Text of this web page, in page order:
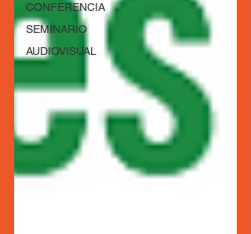
CONFERENCIA
SEMINARIO
AUDIOVISUAL